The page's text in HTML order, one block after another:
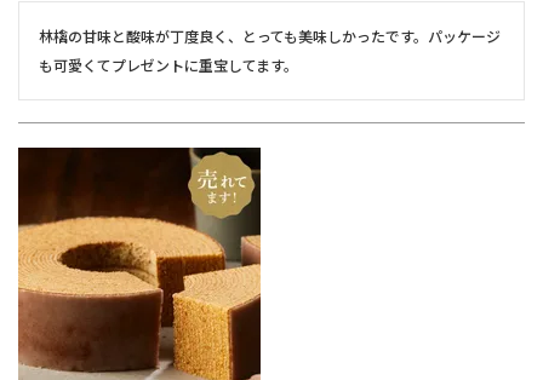
林檎の甘味と酸味が丁度良く、とっても美味しかったです。パッケージ
も可愛くてプレゼントに重宝してます。